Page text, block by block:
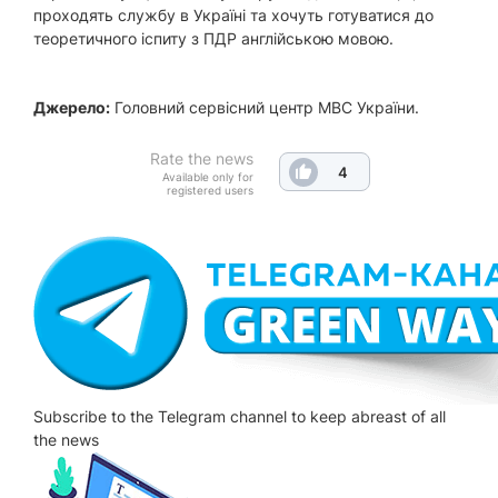
проходять службу в Україні та хочуть готуватися до
теоретичного іспиту з ПДР англійською мовою.
Джерело: Головний сервісний центр МВС України.
Rate the news
Available only for
registered users
4
Subscribe to the Telegram channel to keep abreast of all
the news